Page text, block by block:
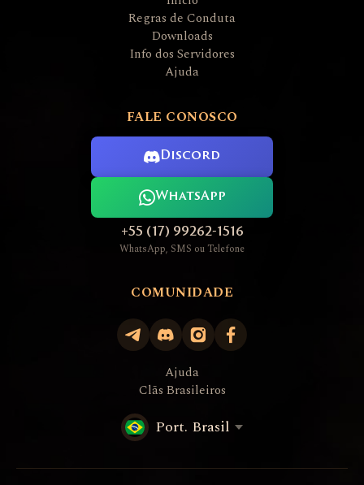
Regras de Conduta
Downloads
Info dos Servidores
Ajuda
FALE CONOSCO
Discord
WhatsApp
+55 (17) 99262-1516
WhatsApp, SMS ou Telefone
COMUNIDADE
Ajuda
Clãs Brasileiros
Port. Brasil